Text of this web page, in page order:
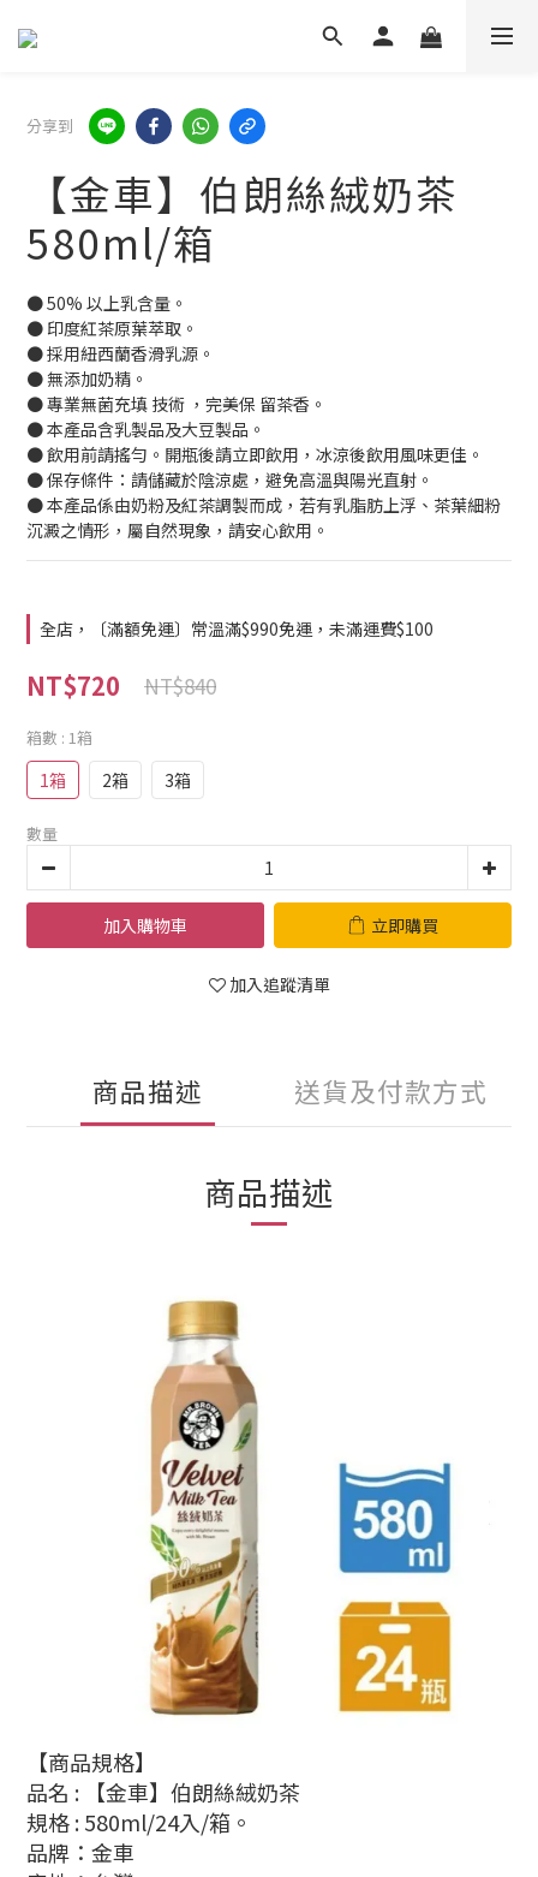
分享到
【金車】伯朗絲絨奶茶
580ml/箱
● 50% 以上乳含量。
● 印度紅茶原葉萃取。
● 採用紐西蘭香滑乳源。
● 無添加奶精。
● 專業無菌充填 技術 ，完美保 留茶香。
● 本產品含乳製品及大豆製品。
● 飲用前請搖勻。開瓶後請立即飲用，冰涼後飲用風味更佳。
● 保存條件：請儲藏於陰涼處，避免高溫與陽光直射。
● 本產品係由奶粉及紅茶調製而成，若有乳脂肪上浮、茶葉細粉
沉澱之情形，屬自然現象，請安心飲用。
全店，〔滿額免運〕常溫滿$990免運，未滿運費$100
NT$840
NT$720
箱數 : 1箱
1箱 2箱 3箱
數量
加入購物車 立即購買
加入追蹤清單
商品描述 送貨及付款方式
商品描述
【商品規格】
品名 :
【金車】伯朗絲絨奶茶
規格 : 580ml/24入/箱。
品牌： 金車